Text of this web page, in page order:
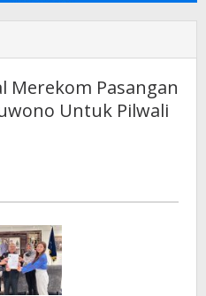
Merekom Pasangan
Untuk Pilwali